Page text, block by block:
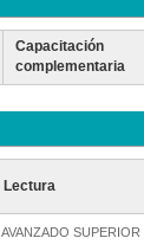
Capacitación
complementaria
Lectura
AVANZADO SUPERIOR